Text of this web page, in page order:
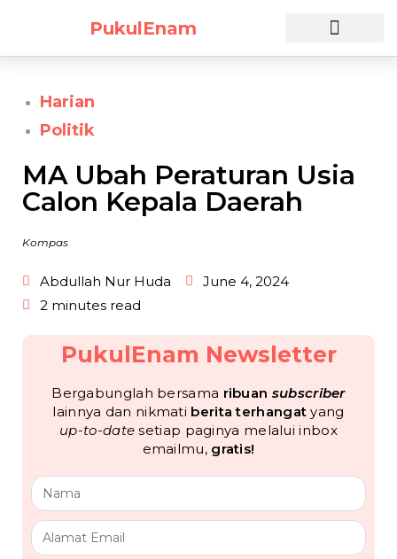
PukulEnam
Harian
Politik
MA Ubah Peraturan Usia
Calon Kepala Daerah
Kompas
Abdullah Nur Huda
June 4, 2024
2 minutes read
PukulEnam Newsletter
Bergabunglah bersama ribuan subscriber
lainnya dan nikmati berita terhangat yang
up-to-date setiap paginya melalui inbox
emailmu, gratis!